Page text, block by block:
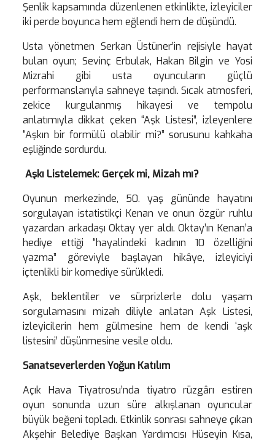
Şenlik kapsamında düzenlenen etkinlikte, izleyiciler
iki perde boyunca hem eğlendi hem de düşündü.
Usta yönetmen Serkan Üstüner’in rejisiyle hayat
bulan oyun; Sevinç Erbulak, Hakan Bilgin ve Yosi
Mizrahi gibi usta oyuncuların güçlü
performanslarıyla sahneye taşındı. Sıcak atmosferi,
zekice kurgulanmış hikayesi ve tempolu
anlatımıyla dikkat çeken “Aşk Listesi”, izleyenlere
“Aşkın bir formülü olabilir mi?” sorusunu kahkaha
eşliğinde sordurdu.
Aşkı Listelemek: Gerçek mi, Mizah mı?
Oyunun merkezinde, 50. yaş gününde hayatını
sorgulayan istatistikçi Kenan ve onun özgür ruhlu
yazardan arkadaşı Oktay yer aldı. Oktay’ın Kenan’a
hediye ettiği “hayalindeki kadının 10 özelliğini
yazma” göreviyle başlayan hikâye, izleyiciyi
içtenlikli bir komediye sürükledi.
Aşk, beklentiler ve sürprizlerle dolu yaşam
sorgulamasını mizah diliyle anlatan Aşk Listesi,
izleyicilerin hem gülmesine hem de kendi ‘aşk
listesini’ düşünmesine vesile oldu.
Sanatseverlerden Yoğun Katılım
Açık Hava Tiyatrosu’nda tiyatro rüzgârı estiren
oyun sonunda uzun süre alkışlanan oyuncular
büyük beğeni topladı. Etkinlik sonrası sahneye çıkan
Akşehir Belediye Başkan Yardımcısı Hüseyin Kısa,